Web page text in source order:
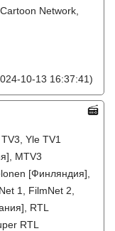
Network,
10-13 16:37:41)
Yle TV1
MTV3
[Финляндия],
1, FilmNet 2,
RTL
RTL